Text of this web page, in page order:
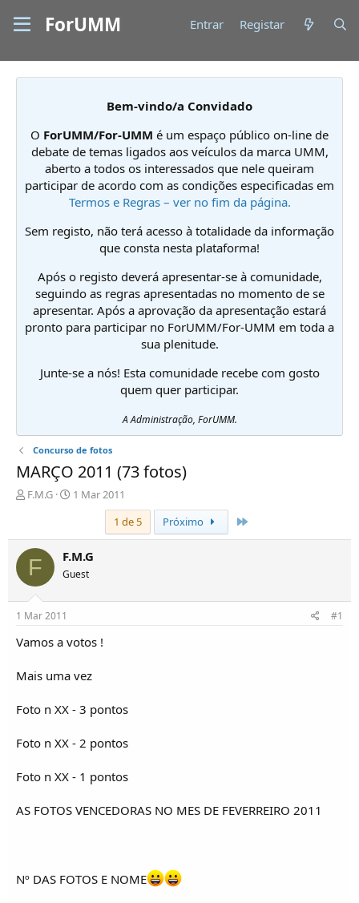
ForUMM Entrar Registar
Bem-vindo/a Convidado
O ForUMM/For-UMM é um espaço público on-line de
debate de temas ligados aos veículos da marca UMM,
aberto a todos os interessados que nele queiram
participar de acordo com as condições especificadas em
Termos e Regras – ver no fim da página.
Sem registo, não terá acesso à totalidade da informação
que consta nesta plataforma!
Após o registo deverá apresentar-se à comunidade,
seguindo as regras apresentadas no momento de se
apresentar. Após a aprovação da apresentação estará
pronto para participar no ForUMM/For-UMM em toda a
sua plenitude.
Junte-se a nós! Esta comunidade recebe com gosto
quem quer participar.
A Administração, ForUMM.
Concurso de fotos
MARÇO 2011 (73 fotos)
I
c
i
d
d
e
p
c
s
F.M.G
D
a
d
e
i
i
1 Mar 2011
1 de 5
Próximo
F F.M.G
Guest
1 Mar 2011 #1
Vamos a votos !
Mais uma vez
Foto n XX - 3 pontos
Foto n XX - 2 pontos
Foto n XX - 1 pontos
AS FOTOS VENCEDORAS NO MES DE FEVERREIRO 2011
Nº DAS FOTOS E NOME